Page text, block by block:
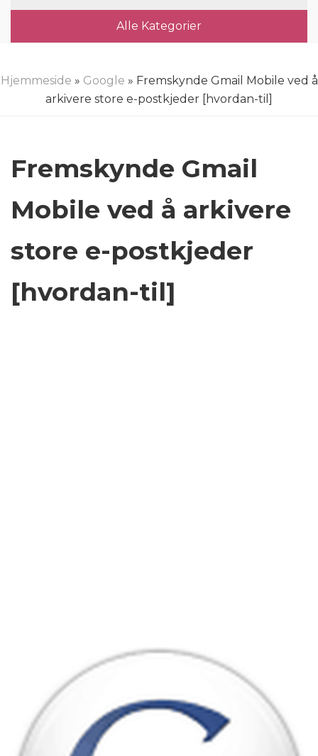
Alle Kategorier
Hjemmeside » Google » Fremskynde Gmail Mobile ved å
arkivere store e-postkjeder [hvordan-til]
Fremskynde Gmail
Mobile ved å arkivere
store e-postkjeder
[hvordan-til]